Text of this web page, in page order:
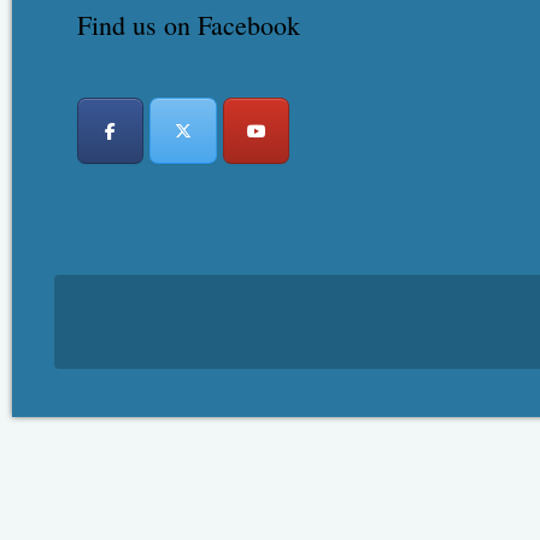
Find us on Facebook